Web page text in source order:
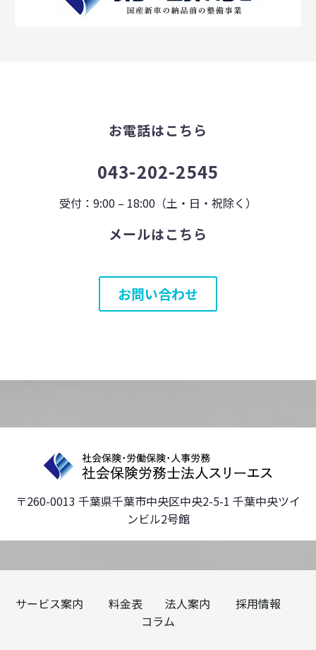
お電話はこちら
043-202-2545
受付：9:00 – 18:00（土・日・祝除く）
メールはこちら
お問い合わせ
〒260-0013 千葉県千葉市中央区中央2-5-1 千葉中央ツイ
ンビル2号館
サービス案内 料金表 法人案内
採用情報
コラム